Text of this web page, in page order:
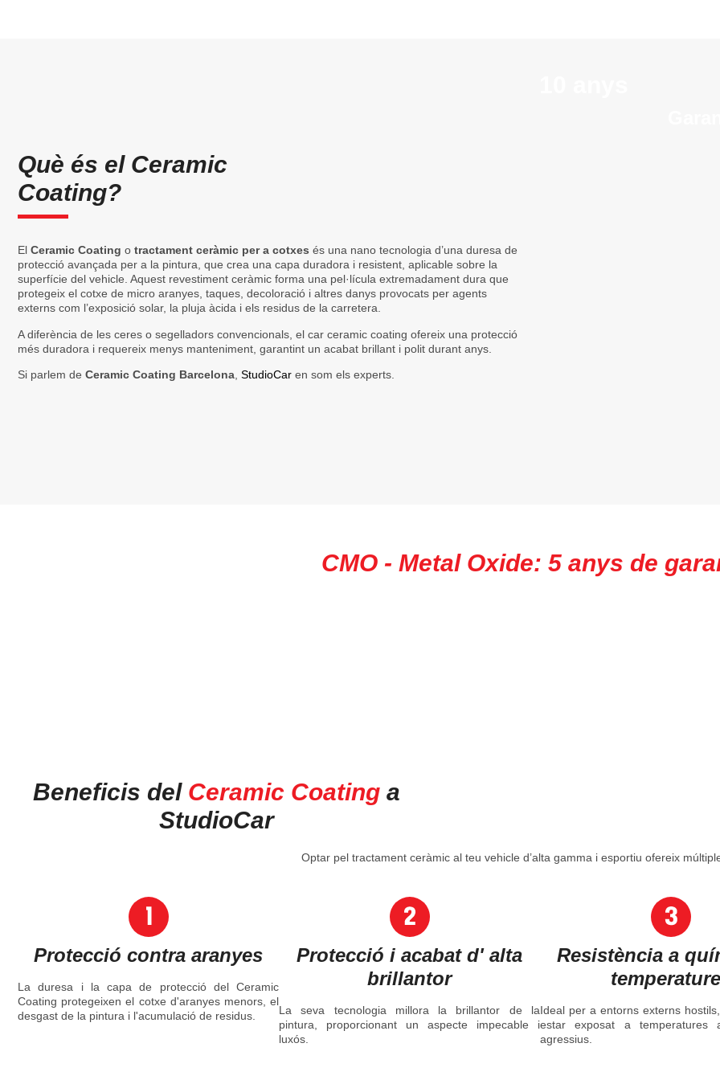
Què és el Ceramic
Coating?
El Ceramic Coating o tractament ceràmic per a cotxes és una nano tecnologia d’una duresa de
protecció avançada per a la pintura, que crea una capa duradora i resistent, aplicable sobre la
superfície del vehicle. Aquest revestiment ceràmic forma una pel·lícula extremadament dura que
protegeix el cotxe de micro aranyes, taques, decoloració i altres danys provocats per agents
externs com l’exposició solar, la pluja àcida i els residus de la carretera.
A diferència de les ceres o segelladors convencionals, el car ceramic coating ofereix una protecció
més duradora i requereix menys manteniment, garantint un acabat brillant i polit durant anys.
Si parlem de Ceramic Coating Barcelona StudioCar en som els experts.
CMO - Metal Oxide: 5 anys de
Beneficis del Ceramic Coating a
StudioCar
Optar pel tractament ceràmic al teu vehicle d’alta gamma i esportiu ofereix
Protecció contra aranyes
La duresa i la capa de protecció del Ceramic
Coating protegeixen el cotxe d'aranyes menors, el
desgast de la pintura i l'acumulació de residus.
Protecció i acabat d' alta
brillantor
La seva tecnologia millora la brillantor de la
pintura, proporcionant un aspecte impecable i
luxós.
Resistència a
Ideal per a entorns externs
estar exposat a temperatures
agressius.